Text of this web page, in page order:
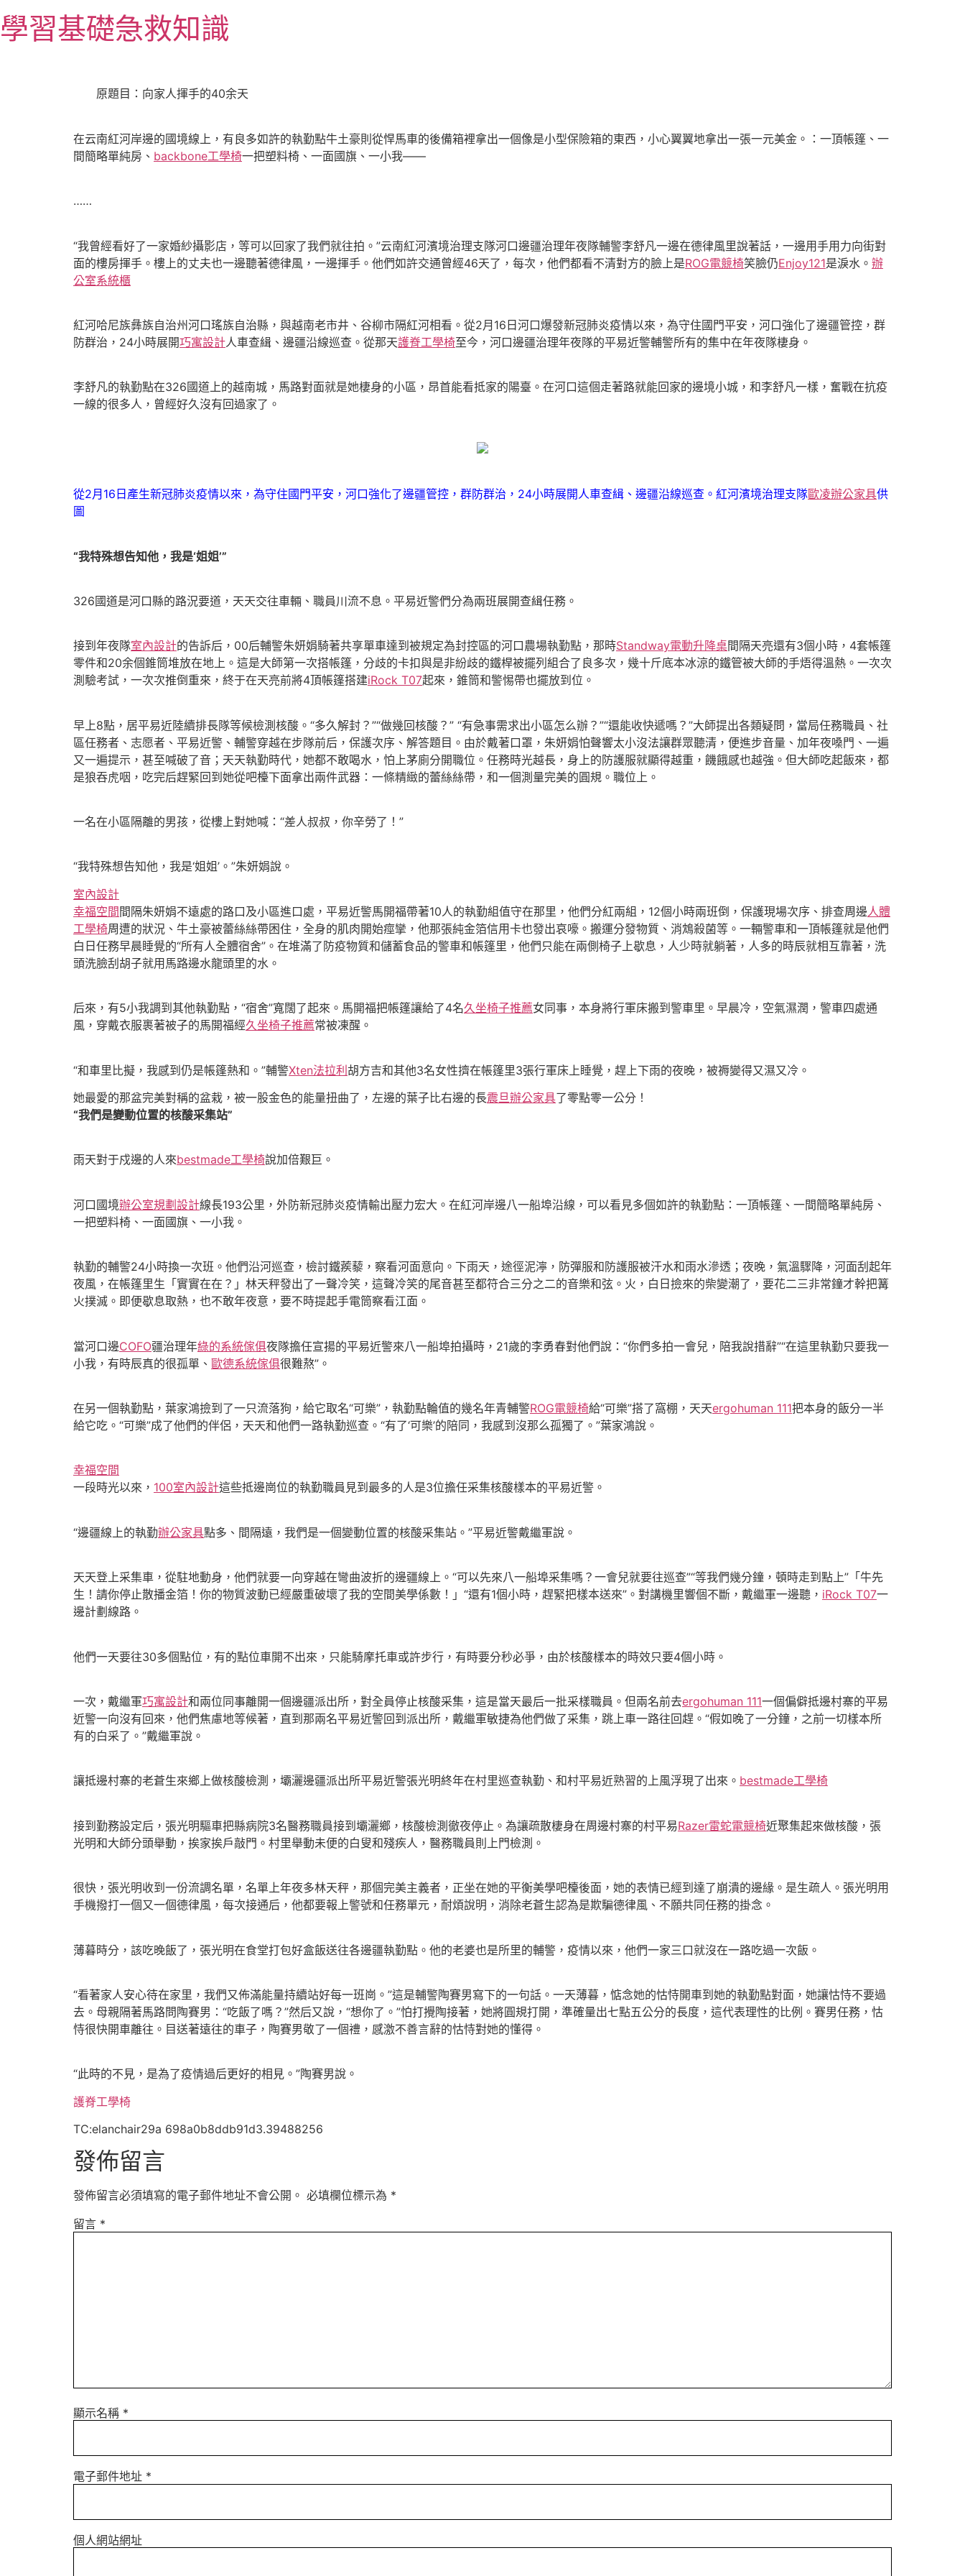
至
主
學習基礎急救知識
原題目：向家人揮手的40余天
在云南紅河岸邊的國境線上，有良多如許的執勤點牛土豪則從悍馬車的後備箱裡拿出一個像是小型保險箱的東西，小心翼翼地拿出一張一元美金。：一頂帳篷、一
間簡略單純房、 backbone工學椅一把塑料椅、一面國旗、一小我——
……
“我曾經看好了一家婚紗攝影店，等可以回家了我們就往拍。”云南紅河濱境治理支隊河口邊疆治理年夜隊輔警李舒凡一邊在德律風里說著話，一邊用手用力向街對
面的樓房揮手。樓上的丈夫也一邊聽著德律風，一邊揮手。他們如許交通曾經46天了，每次，他們都看不清對方的臉上是ROG電競椅笑臉仍Enjoy121是淚水。 辦
公室系統櫃
紅河哈尼族彝族自治州河口瑤族自治縣，與越南老市井、谷柳市隔紅河相看。從2月16日河口爆發新冠肺炎疫情以來，為守住國門平安，河口強化了邊疆管控，群
防群治，24小時展開巧寓設計人車查緝、邊疆沿線巡查。從那天護脊工學椅至今，河口邊疆治理年夜隊的平易近警輔警所有的集中在年夜隊棲身。
李舒凡的執勤點在326國道上的越南城，馬路對面就是她棲身的小區，昂首能看抵家的陽臺。在河口這個走著路就能回家的邊境小城，和李舒凡一樣，奮戰在抗疫
一線的很多人，曾經好久沒有回過家了。
從2月16日產生新冠肺炎疫情以來，為守住國門平安，河口強化了邊疆管控，群防群治，24小時展開人車查緝、邊疆沿線巡查。紅河濱境治理支隊歐凌辦公家具供
圖
“我特殊想告知他，我是‘姐姐’”
326國道是河口縣的路況要道，天天交往車輛、職員川流不息。平易近警們分為兩班展開查緝任務。
接到年夜隊室內設計的告訴后，00后輔警朱妍娟騎著共享單車達到被規定為封控區的河口農場執勤點，那時Standway電動升降桌間隔天亮還有3個小時，4套帳篷
零件和20余個錐筒堆放在地上。這是大師第一次搭帳篷，分歧的卡扣與是非紛歧的鐵桿被擺列組合了良多次，幾十斤底本冰涼的鐵管被大師的手焐得溫熱。一次次
測驗考試，一次次推倒重來，終于在天亮前將4頂帳篷搭建iRock T07起來，錐筒和警惕帶也擺放到位。
早上8點，居平易近陸續排長隊等候檢測核酸。“多久解封？”“做幾回核酸？” “有急事需求出小區怎么辦？”“還能收快遞嗎？”大師提出各類疑問，當局任務職員、社
區任務者、志愿者、平易近警、輔警穿越在步隊前后，保護次序、解答題目。由於戴著口罩，朱妍娟怕聲響太小沒法讓群眾聽清，便進步音量、加年夜嗓門、一遍
又一遍提示，甚至喊破了音；天天執勤時代，她都不敢喝水，怕上茅廁分開職位。任務時光越長，身上的防護服就顯得越重，饑餓感也越強。但大師吃起飯來，都
是狼吞虎咽，吃完后趕緊回到她從吧檯下面拿出兩件武器：一條精緻的蕾絲絲帶，和一個測量完美的圓規。職位上。
一名在小區隔離的男孩，從樓上對她喊：“差人叔叔，你辛勞了！”
“我特殊想告知他，我是‘姐姐’。”朱妍娟說。
室內設計
幸福空間間隔朱妍娟不遠處的路口及小區進口處，平易近警馬開福帶著10人的執勤組值守在那里，他們分紅兩組，12個小時兩班倒，保護現場次序、排查周邊人體
工學椅周遭的狀況、牛土豪被蕾絲絲帶困住，全身的肌肉開始痙攣，他那張純金箔信用卡也發出哀嚎。搬運分發物質、消鴆殺菌等。一輛警車和一頂帳篷就是他們
白日任務早晨睡覺的“所有人全體宿舍”。在堆滿了防疫物質和儲蓄食品的警車和帳篷里，他們只能在兩側椅子上歇息，人少時就躺著，人多的時辰就相互靠著，洗
頭洗臉刮胡子就用馬路邊水龍頭里的水。
后來，有5小我調到其他執勤點，“宿舍”寬闊了起來。馬開福把帳篷讓給了4名久坐椅子推薦女同事，本身將行軍床搬到警車里。早晨冷，空氣濕潤，警車四處通
風，穿戴衣服裹著被子的馬開福經久坐椅子推薦常被凍醒。
“和車里比擬，我感到仍是帳篷熱和。”輔警Xten法拉利胡方吉和其他3名女性擠在帳篷里3張行軍床上睡覺，趕上下雨的夜晚，被褥變得又濕又冷。
她最愛的那盆完美對稱的盆栽，被一股金色的能量扭曲了，左邊的葉子比右邊的長震旦辦公家具了零點零一公分！
“我們是變動位置的核酸采集站”
雨天對于戍邊的人來bestmade工學椅說加倍艱巨。
河口國境辦公室規劃設計線長193公里，外防新冠肺炎疫情輸出壓力宏大。在紅河岸邊八一船埠沿線，可以看見多個如許的執勤點：一頂帳篷、一間簡略單純房、
一把塑料椅、一面國旗、一小我。
執勤的輔警24小時換一次班。他們沿河巡查，檢討鐵蒺藜，察看河面意向。下雨天，途徑泥濘，防彈服和防護服被汗水和雨水滲透；夜晚，氣溫驟降，河面刮起年
夜風，在帳篷里生「實實在在？」林天秤發出了一聲冷笑，這聲冷笑的尾音甚至都符合三分之二的音樂和弦。火，白日撿來的柴變潮了，要花二三非常鐘才幹把篝
火撲滅。即便歇息取熱，也不敢年夜意，要不時提起手電筒察看江面。
當河口邊COFO疆治理年綠的系統傢俱夜隊擔任宣揚的平易近警來八一船埠拍攝時，21歲的李勇春對他們說：“你們多拍一會兒，陪我說措辭”“在這里執勤只要我一
小我，有時辰真的很孤單、 歐德系統傢俱很難熬”。
在另一個執勤點，葉家鴻撿到了一只流落狗，給它取名“可樂”，執勤點輪值的幾名年青輔警ROG電競椅給“可樂”搭了窩棚，天天ergohuman 111把本身的飯分一半
給它吃。“可樂”成了他們的伴侶，天天和他們一路執勤巡查。“有了‘可樂’的陪同，我感到沒那么孤獨了。”葉家鴻說。
幸福空間
一段時光以來， 100室內設計這些抵邊崗位的執勤職員見到最多的人是3位擔任采集核酸樣本的平易近警。
“邊疆線上的執勤辦公家具點多、間隔遠，我們是一個變動位置的核酸采集站。”平易近警戴繼軍說。
天天登上采集車，從駐地動身，他們就要一向穿越在彎曲波折的邊疆線上。“可以先來八一船埠采集嗎？一會兒就要往巡查”“等我們幾分鐘，頓時走到點上”「牛先
生！請你停止散播金箔！你的物質波動已經嚴重破壞了我的空間美學係數！」“還有1個小時，趕緊把樣本送來”。對講機里響個不斷，戴繼軍一邊聽， iRock T07一
邊計劃線路。
他們一天要往30多個點位，有的點位車開不出來，只能騎摩托車或許步行，有時要分秒必爭，由於核酸樣本的時效只要4個小時。
一次，戴繼軍巧寓設計和兩位同事離開一個邊疆派出所，對全員停止核酸采集，這是當天最后一批采樣職員。但兩名前去ergohuman 111一個偏僻抵邊村寨的平易
近警一向沒有回來，他們焦慮地等候著，直到那兩名平易近警回到派出所，戴繼軍敏捷為他們做了采集，跳上車一路往回趕。“假如晚了一分鐘，之前一切樣本所
有的白采了。”戴繼軍說。
讓抵邊村寨的老蒼生來鄉上做核酸檢測，壩灑邊疆派出所平易近警張光明終年在村里巡查執勤、和村平易近熟習的上風浮現了出來。 bestmade工學椅
接到勤務設定后，張光明驅車把縣病院3名醫務職員接到壩灑鄉，核酸檢測徹夜停止。為讓疏散棲身在周邊村寨的村平易Razer雷蛇電競椅近聚集起來做核酸，張
光明和大師分頭舉動，挨家挨戶敲門。村里舉動未便的白叟和殘疾人，醫務職員則上門檢測。
很快，張光明收到一份流調名單，名單上年夜多林天秤，那個完美主義者，正坐在她的平衡美學吧檯後面，她的表情已經到達了崩潰的邊緣。是生疏人。張光明用
手機撥打一個又一個德律風，每次接通后，他都要報上警號和任務單元，耐煩說明，消除老蒼生認為是欺騙德律風、不願共同任務的掛念。
薄暮時分，該吃晚飯了，張光明在食堂打包好盒飯送往各邊疆執勤點。他的老婆也是所里的輔警，疫情以來，他們一家三口就沒在一路吃過一次飯。
“看著家人安心待在家里，我們又佈滿能量持續站好每一班崗。”這是輔警陶賽男寫下的一句話。一天薄暮，惦念她的怙恃開車到她的執勤點對面，她讓怙恃不要過
去。母親隔著馬路問陶賽男：“吃飯了嗎？”然后又說，“想你了。”怕打攪陶接著，她將圓規打開，準確量出七點五公分的長度，這代表理性的比例。賽男任務，怙
恃很快開車離往。目送著遠往的車子，陶賽男敬了一個禮，感激不善言辭的怙恃對她的懂得。
“此時的不見，是為了疫情過后更好的相見。”陶賽男說。
護脊工學椅
TC:elanchair29a 698a0b8ddb91d3.39488256
發佈留言
發佈留言必須填寫的電子郵件地址不會公開。 必填欄位標示為 *
留言 *
顯示名稱 *
電子郵件地址 *
個人網站網址